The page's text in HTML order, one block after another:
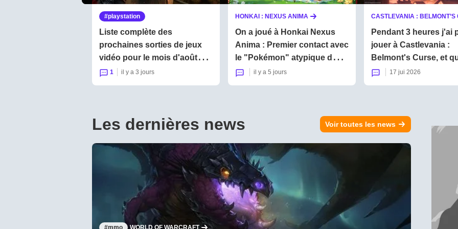
playstation
Liste complète des
prochaines sorties de jeux
vidéo pour le mois d'août
2026 sur Playstation,
1 il y a 3 jours
HONKAI : NEXUS ANIMA
On a joué à Honkai Nexus
Anima : Premier contact avec
le "Pokémon" atypique de
HoYoverse
il y a 5 jours
Pendant 3 heures j'ai
jouer à Castlevania :
Belmont's Curse, et
fait du bien de
17 jui 2026
Les dernières news Voir toutes les news
mmo WORLD OF WARCRAFT